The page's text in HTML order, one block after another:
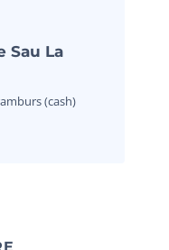
Sau La
(cash)